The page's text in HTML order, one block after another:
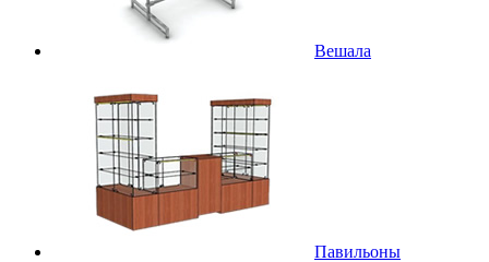
Вешала
Павильоны